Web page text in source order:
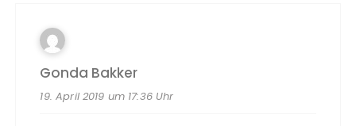
Gonda Bakker
19. April 2019 um 17:36 Uhr